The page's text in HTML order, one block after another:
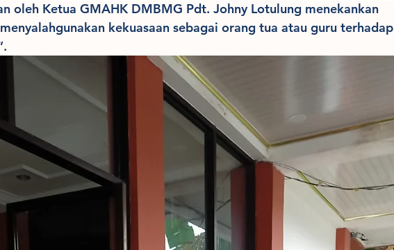
oleh Ketua GMAHK DMBMG Pdt. Johny Lotulung menekankan
kekuasaan sebagai orang tua atau guru terhadap